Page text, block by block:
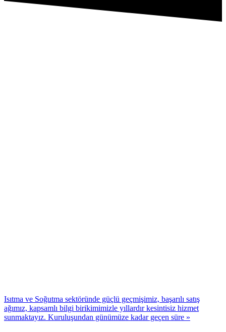
Isıtma ve Soğutma sektöründe güçlü geçmişimiz, başarılı satış
ağımız, kapsamlı bilgi birikimimizle yıllardır kesintisiz hizmet
sunmaktayız. Kuruluşundan günümüze kadar geçen süre »